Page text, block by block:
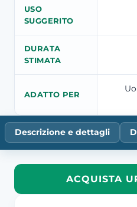
USO
SUGGERITO
DURATA
STIMATA
ADATTO PER
Descrizione e dettagli
ACQUISTA